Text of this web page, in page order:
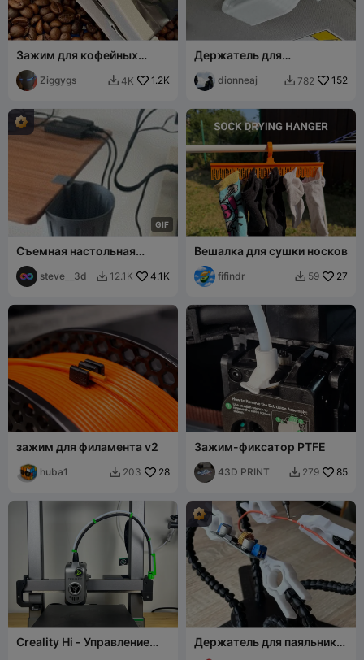
Зажим для кофейных
зерен
Ziggygs  4K 1.2K
Держатель для
шипами для захвата на
козырьке
dionneaj  782 152
GIF
Съемная настольная
корзина для мусора V3
steve__3d  12.1K 4.1K
Вешалка для сушки носков
fifindr  59 27
зажим для филамента v2
huba1  203 28
Зажим-фиксатор PTFE
43D PRINT  279 85
Creality Hi - Управление
Держатель для паяльника